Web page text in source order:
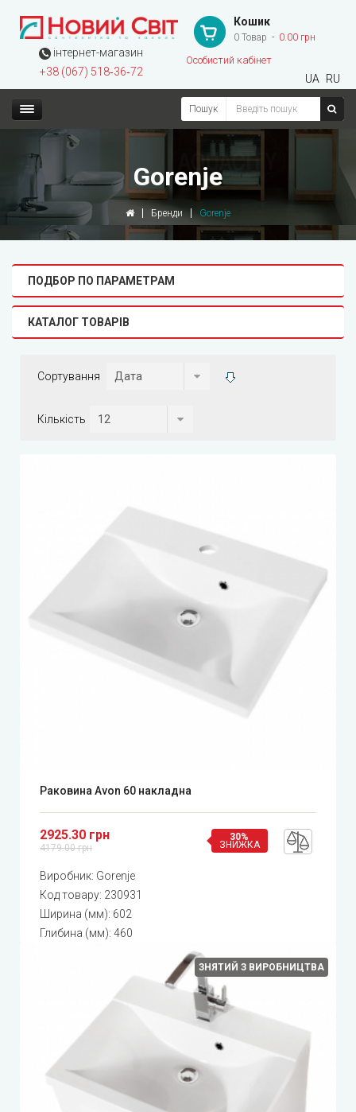
інтернет-магазин
+38 (067) 518‑36‑72
Кошик
0 Товар 0.00 грн
Особистий кабінет
UA RU
Пошук
Gorenje
Бренди Gorenje
ПОДБОР ПО ПАРАМЕТРАМ
КАТАЛОГ ТОВАРІВ
Сортування
Кількість
Раковина Avon 60 накладна
2925.30 грн
4179.00 грн
30%
ЗНИЖКА
Виробник: Gorenje
Код товару: 230931
Ширина (мм): 602
Глибина (мм): 460
ЗНЯТИЙ З ВИРОБНИЦТВА